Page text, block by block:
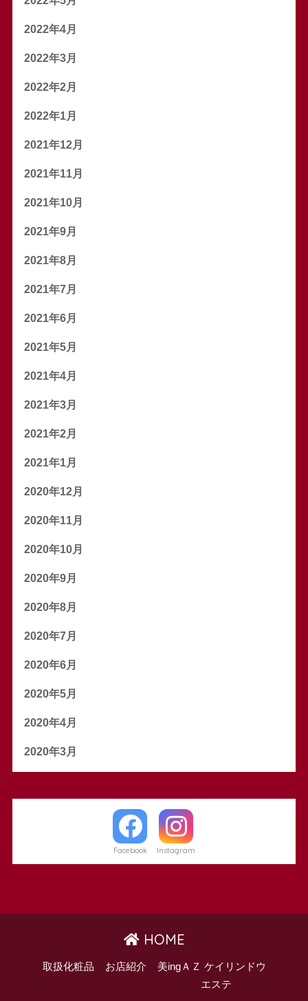
2022年4月
2022年3月
2022年2月
2022年1月
2021年12月
2021年11月
2021年10月
2021年9月
2021年8月
2021年7月
2021年6月
2021年5月
2021年4月
2021年3月
2021年2月
2021年1月
2020年12月
2020年11月
2020年10月
2020年9月
2020年8月
2020年7月
2020年6月
2020年5月
2020年4月
2020年3月
Facebook Instagram
HOME
取扱化粧品 お店紹介
美ingＡＺ ケイリンドウ
エステ